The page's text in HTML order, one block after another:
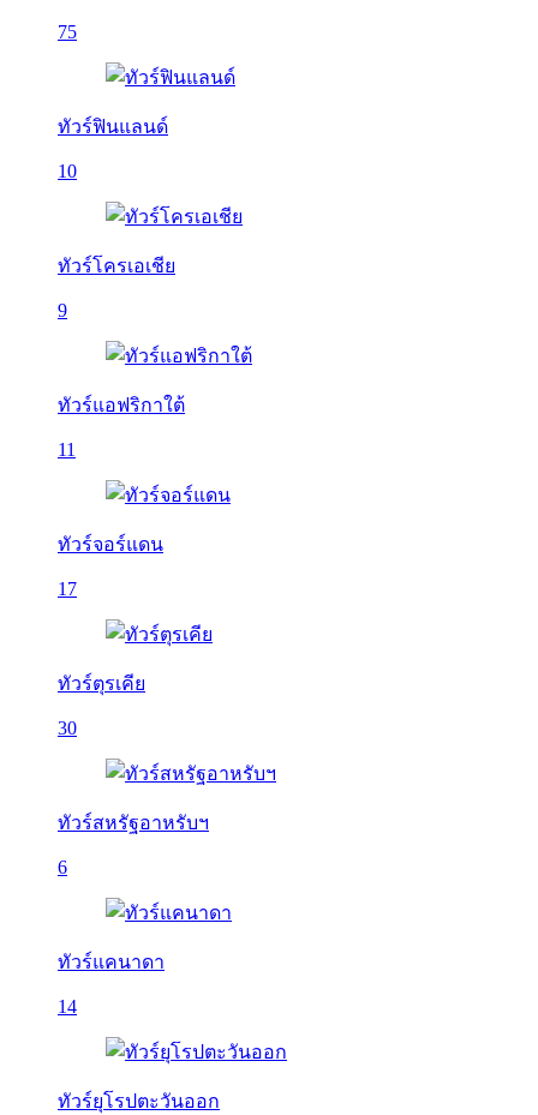
75
ทัวร์ฟินแลนด์
10
ทัวร์โครเอเชีย
9
ทัวร์แอฟริกาใต้
11
ทัวร์จอร์แดน
17
ทัวร์ตุรเคีย
30
ทัวร์สหรัฐอาหรับฯ
6
ทัวร์แคนาดา
14
ทัวร์ยุโรปตะวันออก